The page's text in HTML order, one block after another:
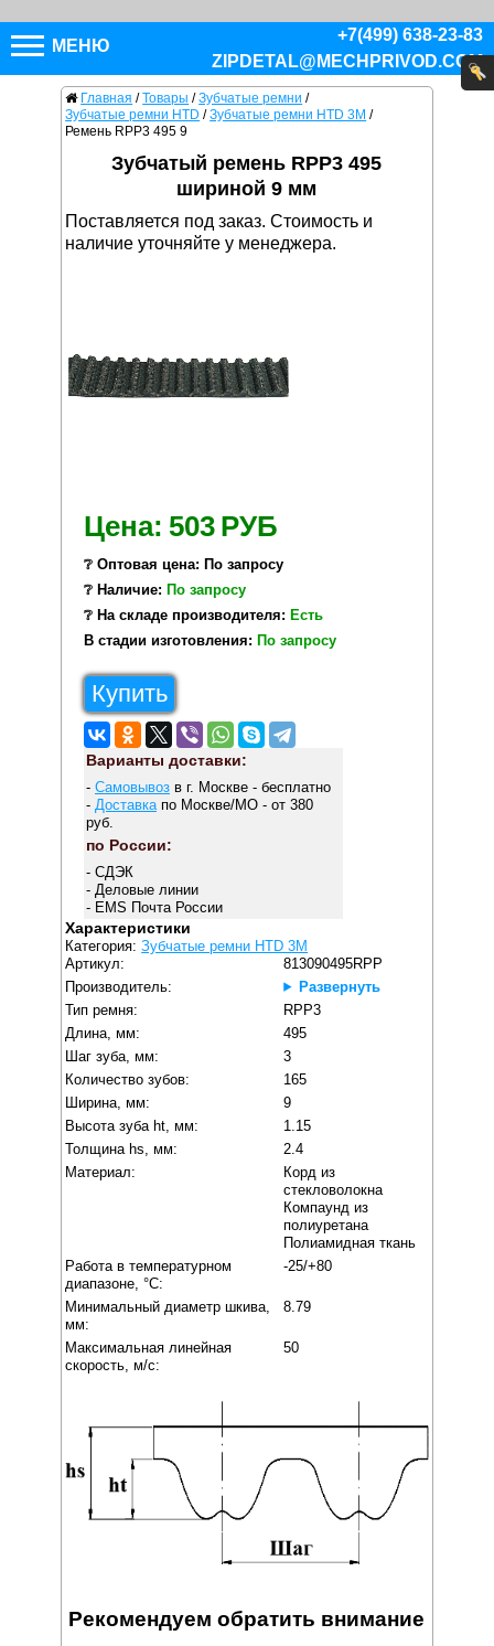
МЕНЮ
+7(499) 638-23-83
ZIPDETAL@MECHPRIVOD.COM
Главная / Товары / Зубчатые ремни /
Зубчатые ремни HTD / Зубчатые ремни HTD 3M /
Ремень RPP3 495 9
Зубчатый ремень RPP3 495
шириной 9 мм
Поставляется под заказ. Стоимость и
наличие уточняйте у менеджера.
Цена: 503 РУБ
❔ Оптовая цена: По запросу
❔ Наличие: По запросу
❔ На складе производителя: Есть
В стадии изготовления: По запросу
Купить
Варианты доставки:
- Самовывозв г. Москве - бесплатно
- Доставкапо Москве/МО - от 380
руб.
по России:
- СДЭК
- Деловые линии
- EMS Почта России
Характеристики
Категория:Зубчатые ремни HTD 3M
Артикул:
813090495RPP
Производитель:
Развернуть
Тип ремня:
RPP3
Длина, мм:
495
Шаг зуба, мм:
3
Количество зубов:
165
Ширина, мм:
9
Высота зуба ht, мм:
1.15
Толщина hs, мм:
2.4
Материал:
Корд из
стекловолокна
Компаунд из
полиуретана
Полиамидная ткань
Работа в температурном
диапазоне, °C:
-25/+80
Минимальный диаметр шкива,
мм:
8.79
Максимальная линейная
скорость, м/с:
50
Рекомендуем обратить внимание